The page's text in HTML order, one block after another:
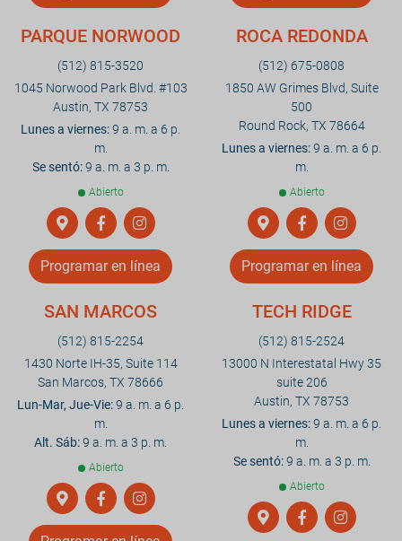
PARQUE NORWOOD
(512) 815-3520
1045 Norwood Park Blvd. #103
Austin, TX 78753
Lunes a viernes:9 a. m. a 6 p.
m.
Se sentó:9 a. m. a 3 p. m.
Abierto
Programar en línea
ROCA REDONDA
(512) 675-0808
1850 AW Grimes Blvd, Suite
500
Round Rock, TX 78664
Lunes a viernes:9 a. m. a 6 p.
m.
Abierto
Programar en línea
SAN MARCOS
(512) 815-2254
1430 Norte IH-35, Suite 114
San Marcos, TX 78666
Lun-Mar, Jue-Vie:9 a. m. a 6 p.
m.
Alt. Sáb:9 a. m. a 3 p. m.
Abierto
TECH RIDGE
(512) 815-2524
13000 N Interestatal Hwy 35
suite 206
Austin, TX 78753
Lunes a viernes:9 a. m. a 6 p.
m.
Se sentó:9 a. m. a 3 p. m.
Abierto